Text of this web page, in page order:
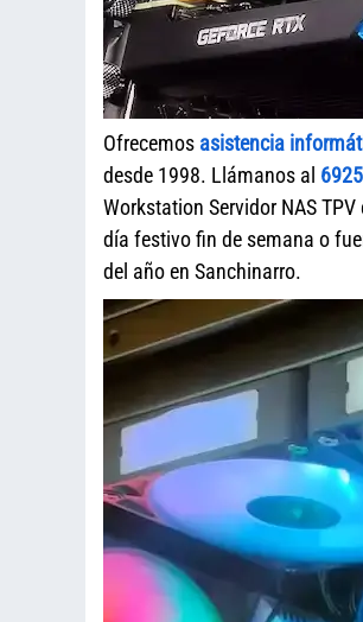
Ofrecemos asistencia
desde 1998. Llámanos al
Workstation Servidor NAS
día festivo fin de semana o
del año en Sanchinarro.